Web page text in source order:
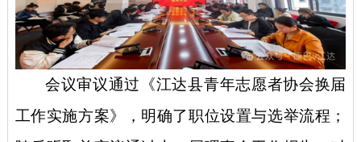
会议审议通过《江达县青年志愿者协会换届
工作实施方案》，明确了职位设置与选举流程；